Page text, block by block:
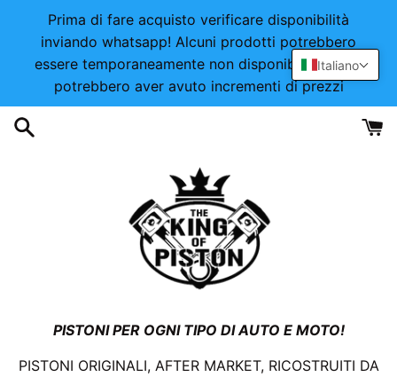
Italiano
direttamente
Prima di fare acquisto verificare disponibilità
inviando whatsapp! Alcuni prodotti potrebbero
essere temporaneamente non disponibili o alcuni
potrebbero aver avuto incrementi di prezzi
PISTONI PER OGNI TIPO DI AUTO E MOTO!
PISTONI ORIGINALI, AFTER MARKET, RICOSTRUITI DA